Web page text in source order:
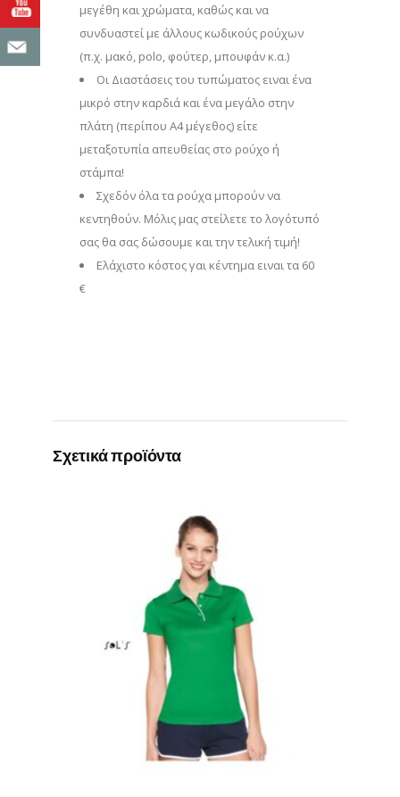
μεγέθη και χρώματα, καθώς και να
συνδυαστεί με άλλους κωδικούς ρούχων
(π.χ. μακό, polo, φούτερ, μπουφάν κ.α.)
Οι Διαστάσεις του τυπώματος ειναι ένα
μικρό στην καρδιά και ένα μεγάλο στην
πλάτη (περίπου Α4 μέγεθος) είτε
μεταξοτυπία απευθείας στο ρούχο ή
στάμπα!
Σχεδόν όλα τα ρούχα μπορούν να
κεντηθούν. Μόλις μας στείλετε το λογότυπό
σας θα σας δώσουμε και την τελική τιμή!
Eλάχιστο κόστος γαι κέντημα ειναι τα 60
€
Σχετικά προϊόντα